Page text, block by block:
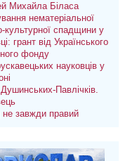
Михайла Біласа
нематеріальної
культурної спадщини у
грант від Українського
фонду
науковців у
Павлічків.
не завжди правий